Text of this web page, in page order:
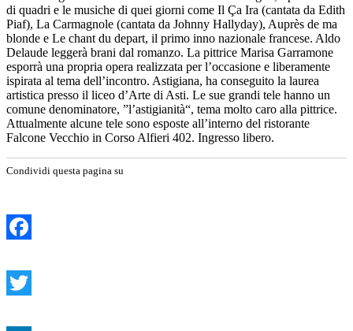
di quadri e le musiche di quei giorni come Il Ça Ira (cantata da Edith
Piaf), La Carmagnole (cantata da Johnny Hallyday), Auprès de ma
blonde e Le chant du depart, il primo inno nazionale francese. Aldo
Delaude leggerà brani dal romanzo. La pittrice Marisa Garramone
esporrà una propria opera realizzata per l’occasione e liberamente
ispirata al tema dell’incontro. Astigiana, ha conseguito la laurea
artistica presso il liceo d’Arte di Asti. Le sue grandi tele hanno un
comune denominatore, ”l’astigianità“, tema molto caro alla pittrice.
Attualmente alcune tele sono esposte all’interno del ristorante
Falcone Vecchio in Corso Alfieri 402. Ingresso libero.
Condividi questa pagina su